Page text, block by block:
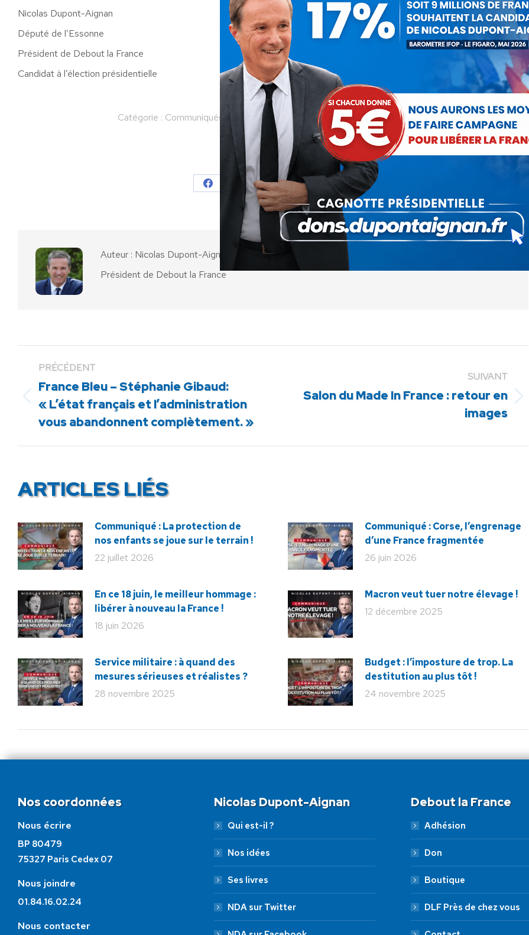
Nicolas Dupont-Aignan
Député de l’Essonne
Président de Debout la France
Candidat à l’élection présidentielle
Catégorie : Communiqués Par Nicolas Dupont-Aignan 19 novembre 2016
Partager cet article
Partager
Facebook
Partager
sur
X
Partager
sur
Pinterest
Partager
sur
LinkedIn
Partager
sur
WhatsApp
Auteur : Nicolas Dupont-Aignan
Président de Debout la France
PRÉCÉDENT
Article
précédent
France Bleu – Stéphanie Gibaud:
« L’état français et l’administration
vous abandonnent complètement. »
SUIVANT
Article
Salon du Made In France : retour en
images
ARTICLES LIÉS
Communiqué : La protection de
nos enfants se joue sur le terrain !
22 juillet 2026
Communiqué : Corse, l’engrenage
d’une France fragmentée
26 juin 2026
En ce 18 juin, le meilleur hommage :
libérer à nouveau la France !
18 juin 2026
Macron veut tuer notre élevage !
12 décembre 2025
Service militaire : à quand des
mesures sérieuses et réalistes ?
28 novembre 2025
Budget : l’imposture de trop. La
destitution au plus tôt !
24 novembre 2025
Nos coordonnées
Nous écrire
BP 80479
75327 Paris Cedex 07
Nous joindre
01.84.16.02.24
Nous contacter
Nicolas Dupont-Aignan
Qui est-il ?
Nos idées
Ses livres
NDA sur Twitter
Debout la France
Adhésion
Don
Boutique
DLF Près de chez vous